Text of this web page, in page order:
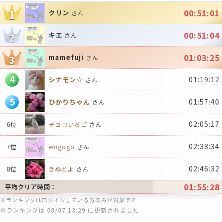
1 クリン さん 00:51:01
2 キエ さん 00:51:04
3 mamefuji さん 01:03:25
4 シナモン☆ さん 01:19:12
5 ひかりちゃん さん 01:57:40
6位 チョコいちご さん 02:05:17
7位 emgogo さん 02:38:34
8位 きぬとよ さん 02:46:32
平均クリア時間： 01:55:28
※ランキングはログインしている方のみが対象です
※ランキングは 08/07 13:29 に更新されました